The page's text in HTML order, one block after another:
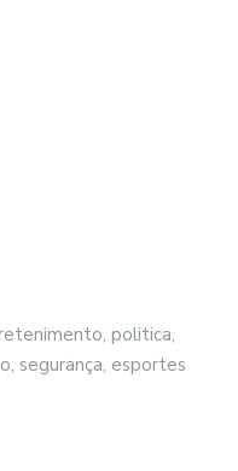
politica,
segurança, esportes